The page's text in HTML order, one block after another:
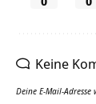
Keine
Deine E-Mail-